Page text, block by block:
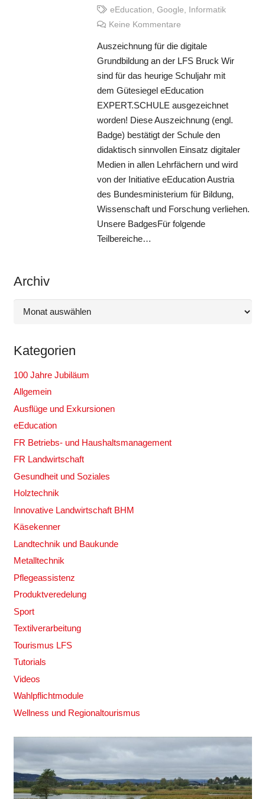
eEducation, Google,
Informatik
Keine Kommentare
Auszeichnung für die digitale
Grundbildung an der LFS Bruck Wir
sind für das heurige Schuljahr mit
dem Gütesiegel eEducation
EXPERT.SCHULE ausgezeichnet
worden! Diese Auszeichnung (engl.
Badge) bestätigt der Schule den
didaktisch sinnvollen Einsatz digitaler
Medien in allen Lehrfächern und wird
von der Initiative eEducation Austria
des Bundesministerium für Bildung,
Wissenschaft und Forschung verliehen.
Unsere BadgesFür folgende
Teilbereiche…
Archiv
Archiv
Kategorien
100 Jahre Jubiläum
Allgemein
Ausflüge und Exkursionen
eEducation
FR Betriebs- und Haushaltsmanagement
FR Landwirtschaft
Gesundheit und Soziales
Holztechnik
Innovative Landwirtschaft BHM
Käsekenner
Landtechnik und Baukunde
Metalltechnik
Pflegeassistenz
Produktveredelung
Sport
Textilverarbeitung
Tourismus LFS
Tutorials
Videos
Wahlpflichtmodule
Wellness und Regionaltourismus